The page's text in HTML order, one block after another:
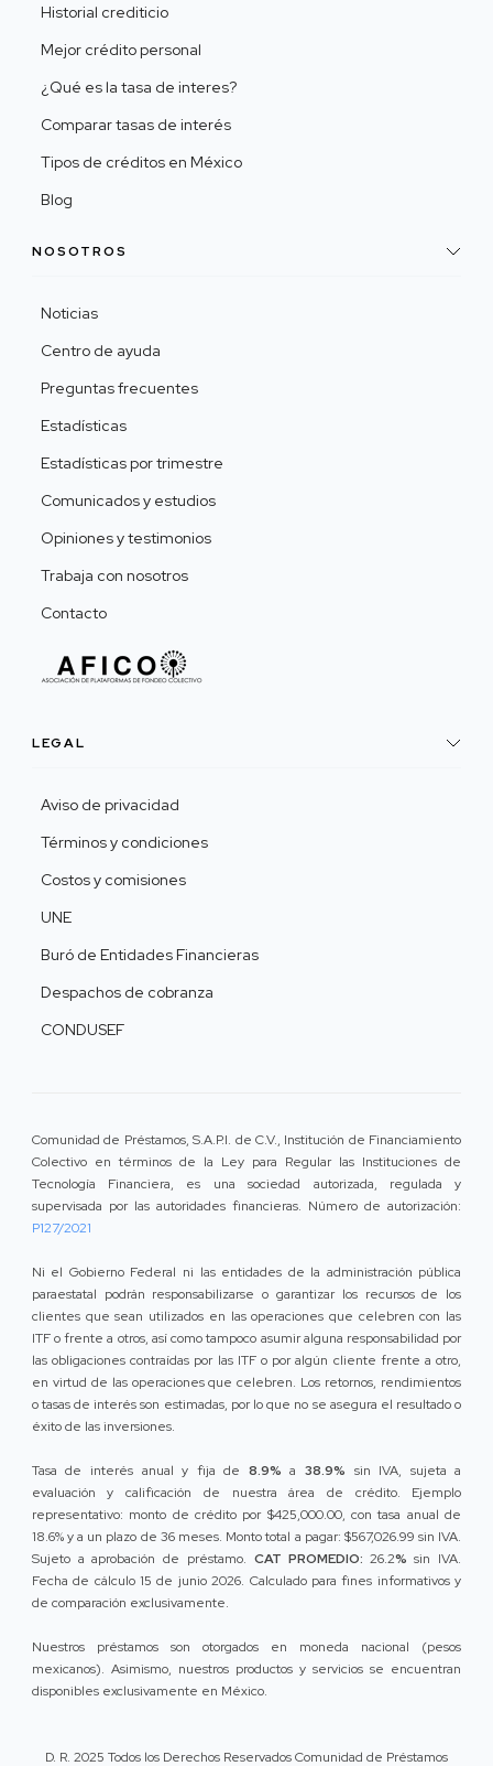
Historial crediticio
Mejor crédito personal
¿Qué es la tasa de interes?
Comparar tasas de interés
Tipos de créditos en México
Blog
NOSOTROS
Noticias
Centro de ayuda
Preguntas frecuentes
Estadísticas
Estadísticas por trimestre
Comunicados y estudios
Opiniones y testimonios
Trabaja con nosotros
Contacto
LEGAL
Aviso de privacidad
Términos y condiciones
Costos y comisiones
UNE
Buró de Entidades Financieras
Despachos de cobranza
CONDUSEF
Comunidad de Préstamos, S.A.P.I. de C.V., Institución de Financiamiento
Colectivo en términos de la Ley para Regular las Instituciones de
Tecnología Financiera, es una sociedad autorizada, regulada y
supervisada por las autoridades financieras. Número de autorización:
P127/2021
Ni el Gobierno Federal ni las entidades de la administración pública
paraestatal podrán responsabilizarse o garantizar los recursos de los
clientes que sean utilizados en las operaciones que celebren con las
ITF o frente a otros, así como tampoco asumir alguna responsabilidad por
las obligaciones contraídas por las ITF o por algún cliente frente a otro,
en virtud de las operaciones que celebren. Los retornos, rendimientos
o tasas de interés son estimadas, por lo que no se asegura el resultado o
éxito de las inversiones.
Tasa de interés anual y fija de 8.9% a 38.9% sin IVA, sujeta a
evaluación y calificación de nuestra área de crédito. Ejemplo
representativo: monto de crédito por $425,000.00, con tasa anual de
18.6% y a un plazo de 36 meses. Monto total a pagar: $567,026.99 sin IVA.
Sujeto a aprobación de préstamo. CAT PROMEDIO: 26.2% sin IVA.
Fecha de cálculo 15 de junio 2026. Calculado para fines informativos y
de comparación exclusivamente.
Nuestros préstamos son otorgados en moneda nacional (pesos
mexicanos). Asimismo, nuestros productos y servicios se encuentran
disponibles exclusivamente en México.
D. R. 2025 Todos los Derechos Reservados Comunidad de Préstamos